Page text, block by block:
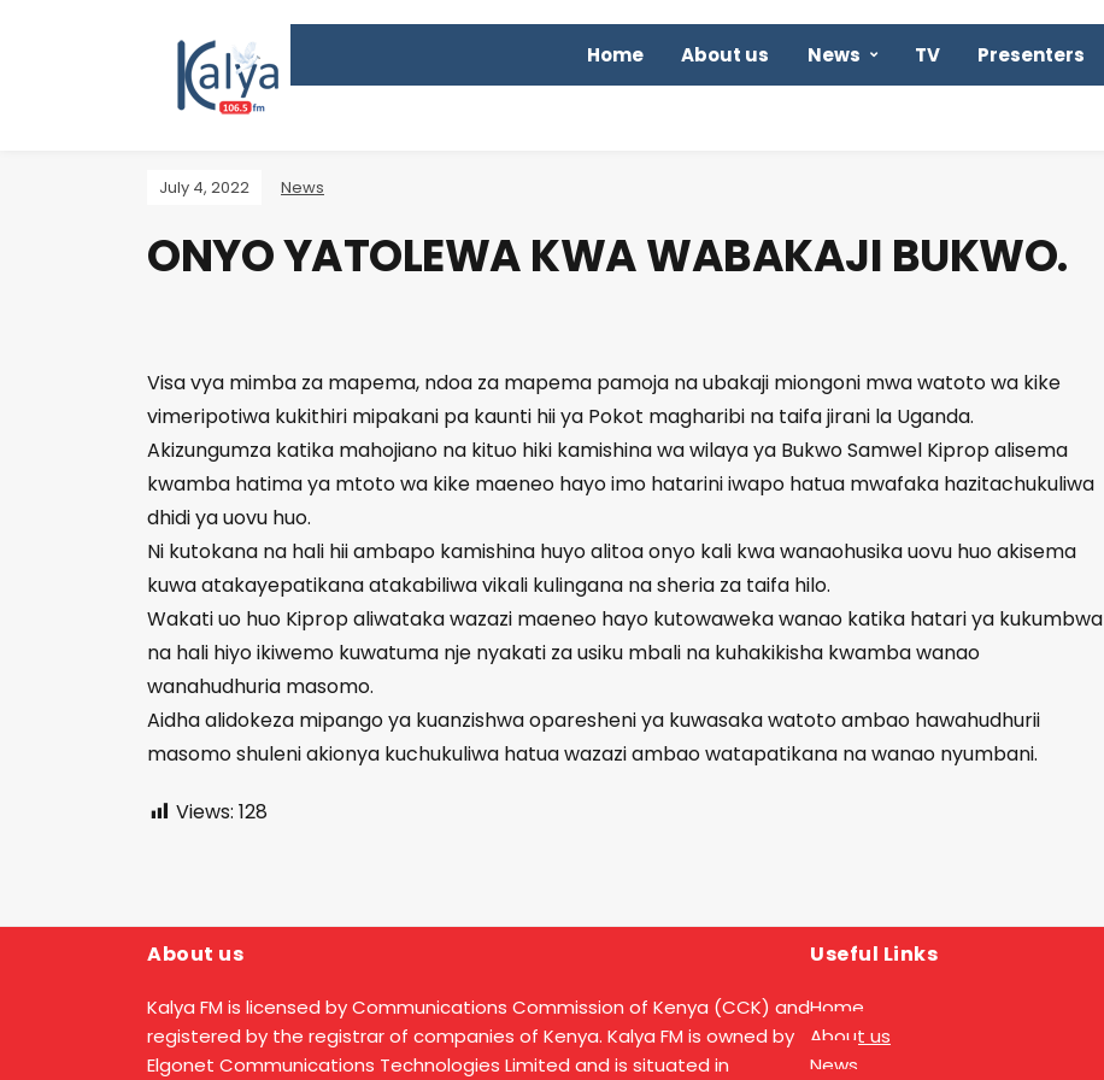
Home About us News TV Presenters
July 4, 2022 News
ONYO YATOLEWA KWA WABAKAJI BUKWO.
Visa vya mimba za mapema, ndoa za mapema pamoja na ubakaji miongoni mwa watoto wa kike
vimeripotiwa kukithiri mipakani pa kaunti hii ya Pokot magharibi na taifa jirani la Uganda.
Akizungumza katika mahojiano na kituo hiki kamishina wa wilaya ya Bukwo Samwel Kiprop alisema
kwamba hatima ya mtoto wa kike maeneo hayo imo hatarini iwapo hatua mwafaka hazitachukuliwa
dhidi ya uovu huo.
Ni kutokana na hali hii ambapo kamishina huyo alitoa onyo kali kwa wanaohusika uovu huo akisema
kuwa atakayepatikana atakabiliwa vikali kulingana na sheria za taifa hilo.
Wakati uo huo Kiprop aliwataka wazazi maeneo hayo kutowaweka wanao katika hatari ya kukumbwa
na hali hiyo ikiwemo kuwatuma nje nyakati za usiku mbali na kuhakikisha kwamba wanao
wanahudhuria masomo.
Aidha alidokeza mipango ya kuanzishwa oparesheni ya kuwasaka watoto ambao hawahudhurii
masomo shuleni akionya kuchukuliwa hatua wazazi ambao watapatikana na wanao nyumbani.
Views: 128
About us
Kalya FM is licensed by Communications Commission of Kenya (CCK) and
registered by the registrar of companies of Kenya. Kalya FM is owned by
Elgonet Communications Technologies Limited and is situated in
Useful Links
Home
About us
News